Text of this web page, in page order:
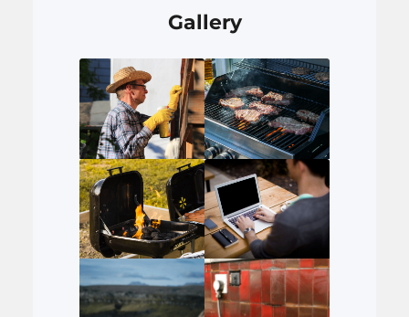
Gallery